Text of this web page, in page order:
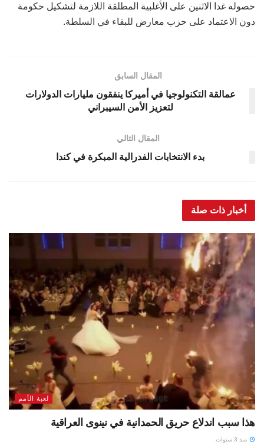
حصوله غدا الاثنين على الأغلبية المطلقة اللازمة لتشكيل حكومة
دون الاعتماد على حزب معارض للبقاء في السلطة.
المقال السابق
عمالقة التكنولوجيا في أميركا ينفقون مليارات الدولارات
لتعزيز الأمن السيبراني
المقال التالي
بدء الانتخابات الفدرالية المبكرة في كندا
أخبار ذات صلة
لعبة الأمم
هذا سبب اندلاع حريق الحمدانية في نينوى العراقية
منذ 3 سنوات